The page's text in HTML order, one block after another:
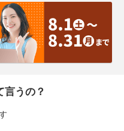
言うの？